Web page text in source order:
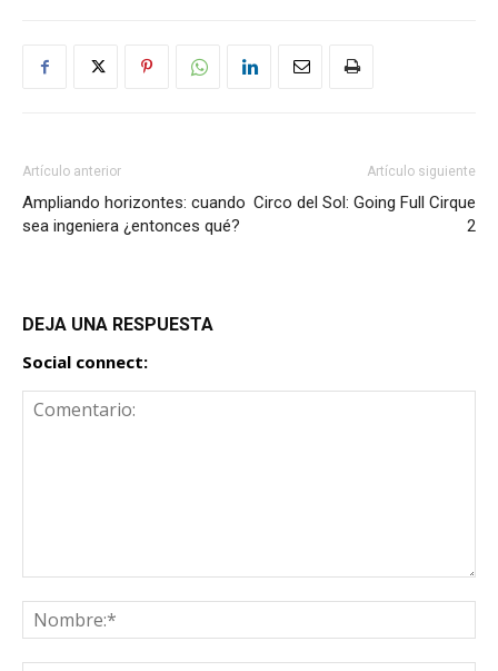
Artículo anterior
Ampliando horizontes: cuando
sea ingeniera ¿entonces qué?
Artículo siguiente
Circo del Sol: Going Full Cirque
2
DEJA UNA RESPUESTA
Social connect: